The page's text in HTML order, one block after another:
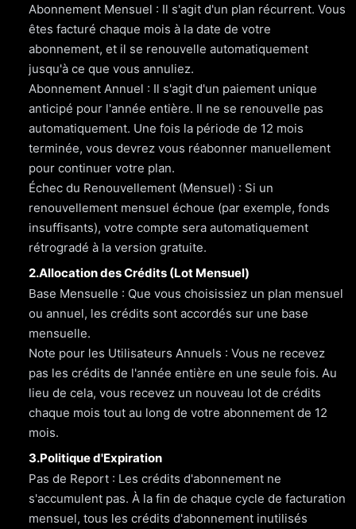
Abonnement Mensuel : Il s'agit d'un plan récurrent. Vous
êtes facturé chaque mois à la date de votre
abonnement, et il se renouvelle automatiquement
jusqu'à ce que vous annuliez.
Abonnement Annuel : Il s'agit d'un paiement unique
anticipé pour l'année entière. Il ne se renouvelle pas
automatiquement. Une fois la période de 12 mois
terminée, vous devrez vous réabonner manuellement
pour continuer votre plan.
Échec du Renouvellement (Mensuel) : Si un
renouvellement mensuel échoue (par exemple, fonds
insuffisants), votre compte sera automatiquement
rétrogradé à la version gratuite.
2.Allocation des Crédits (Lot Mensuel)
Base Mensuelle : Que vous choisissiez un plan mensuel
ou annuel, les crédits sont accordés sur une base
mensuelle.
Note pour les Utilisateurs Annuels : Vous ne recevez
pas les crédits de l'année entière en une seule fois. Au
lieu de cela, vous recevez un nouveau lot de crédits
chaque mois tout au long de votre abonnement de 12
mois.
3.Politique d'Expiration
Pas de Report : Les crédits d'abonnement ne
s'accumulent pas. À la fin de chaque cycle de facturation
mensuel, tous les crédits d'abonnement inutilisés